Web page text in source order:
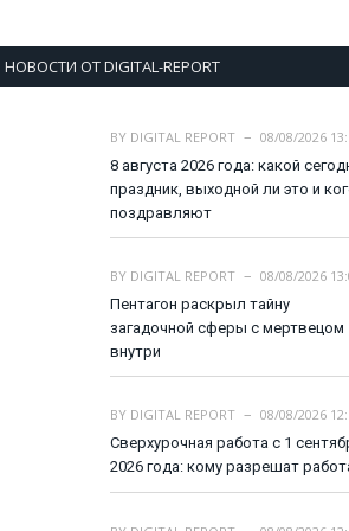
НОВОСТИ ОТ DIGITAL-REPORT
BY DIGITAL REPORT
08/08/2026
8 августа 2026 года: какой
праздник, выходной ли это и
поздравляют
BY DIGITAL REPORT
08/08/2026
Пентагон раскрыл тайну
загадочной сферы с мертвецом
внутри
BY DIGITAL REPORT
08/08/2026
Сверхурочная работа с 1
2026 года: кому разрешат